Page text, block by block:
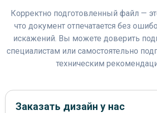
Корректно подготовленный файл —
что документ отпечатается без
искажений. Вы можете доверить
специалистам или самостоятельно
техническим
Заказать дизайн у нас